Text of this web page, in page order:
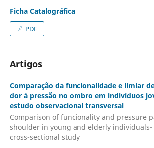
Ficha Catalográfica
PDF
Artigos
Comparação da funcionalidade e limiar
dor à pressão no ombro em indivíduos
estudo observacional transversal
Comparison of funcionality and pressure
shoulder in young and elderly individuals-
cross-sectional study